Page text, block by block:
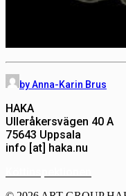
by Anna-Karin Brus
HAKA
Ulleråkersvägen 40 A
75643 Uppsala
info [at] haka.nu